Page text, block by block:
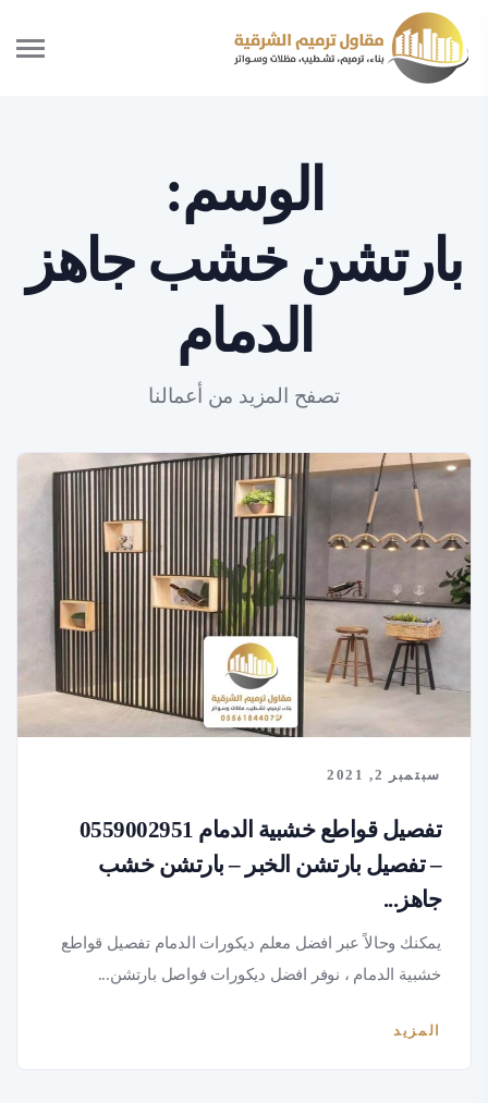
الوسم:
بارتشن خشب جاهز
الدمام
تصفح المزيد من أعمالنا
سبتمبر 2, 2021
تفصيل قواطع خشبية الدمام 0559002951
– تفصيل بارتشن الخبر – بارتشن خشب
جاهز...
يمكنك وحالاً عبر افضل معلم ديكورات الدمام تفصيل قواطع
خشبية الدمام ، نوفر افضل ديكورات فواصل بارتشن...
المزيد